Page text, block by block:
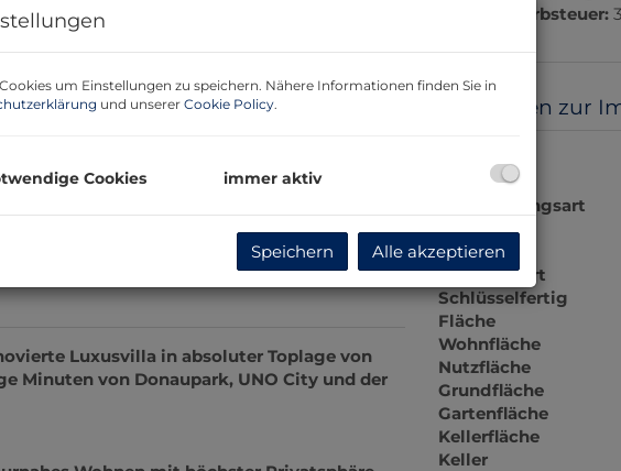
Luxusvilla in absoluter Toplage von
Grunderwerbsteuer:
Basisdaten zur
Objektnr.
Zimmer
Vermarktungsart
Objektart
Kaufpreis
Nutzungsart
Schlüsselfertig
Fläche
Wohnfläche
Nutzfläche
Grundfläche
Gartenfläche
Kellerfläche
Keller
um Einstellungen zu speichern. Nähere Informationen finden Sie in
und unserer Cookie Policy.
Cookies immer aktiv
Speichern Alle akzeptieren